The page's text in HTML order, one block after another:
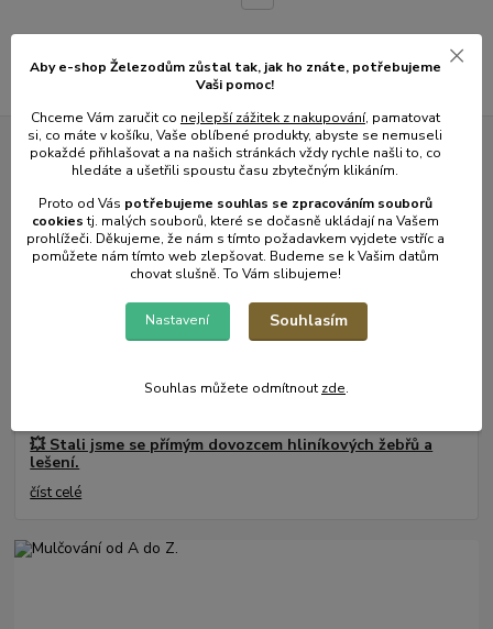
Novinky z našeho blogu
💥 Stali jsme se přímým dovozcem hliníkových žebřů a
lešení.
číst celé
Aby e-shop Železodům zůstal tak, jak ho znáte, potřebujeme
Vaši pomoc!
Chceme Vám zaručit co nejlepší zážitek z nakupování, pamatovat
si, co máte v košíku, Vaše oblíbené produkty, abyste se nemuseli
pokaždé přihlašovat a na našich stránkách vždy rychle našli to, co
hledáte a ušetřili spoustu času zbytečným klikáním.
Proto od Vás potřebujeme souhlas se zpracováním souborů
cookiestj. malých souborů, které se dočasně ukládají na Vašem
prohlížeči. Děkujeme, že nám s tímto požadavkem vyjdete vstříc a
pomůžete nám tímto web zlepšovat. Budeme se k Vašim datům
chovat slušně. To Vám slibujeme!
Nastavení Souhlasím
Souhlas můžete odmítnout zde.